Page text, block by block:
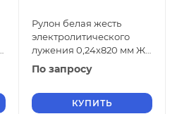
Рулон белая жесть
электролитического
лужения 0,24х820 мм ЖК
ГОСТ Р 52204-2004
По запросу
КУПИТЬ